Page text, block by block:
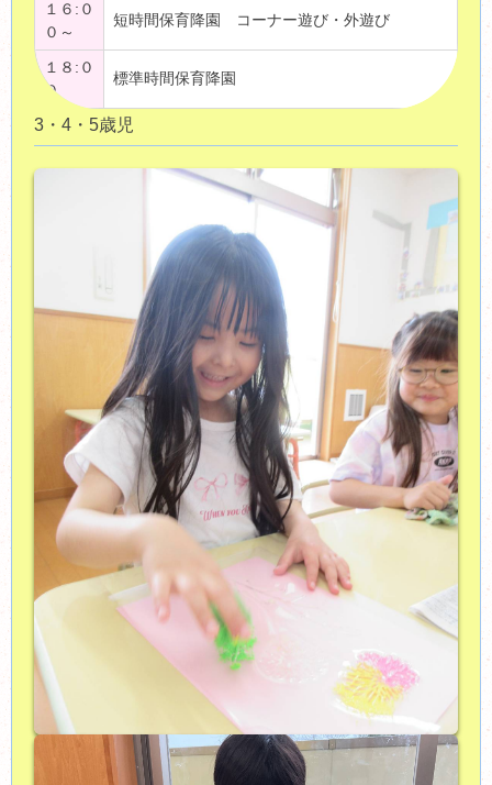
１６:０
０～
短時間保育降園 コーナー遊び・外遊び
１８:０
０
標準時間保育降園
3・4・5歳児